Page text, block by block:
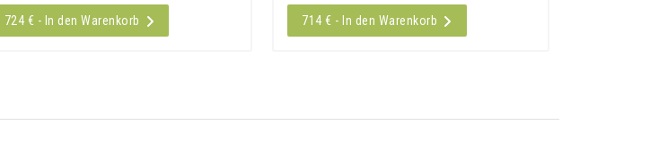
724 € - In den Warenkorb 714 € - In den Warenkorb